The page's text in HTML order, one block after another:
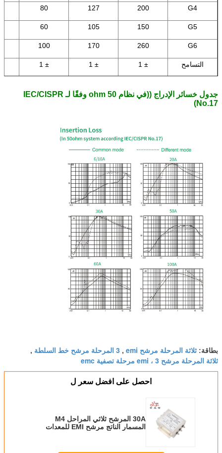
G4
200
127
80
G5
150
105
60
G6
260
170
100
التسامح ± 1
± 1
± 1
جدول خسائر الإدراج ((في نظام 50 ohm وفقًا لـ IEC/CISPR
No.17)
بطاقة: ثلاثة المرحلة مرشح emi , 3 المرحلة مرشح خط السلطة ,
ثلاثة المرحلة مرشح emi ، 3 مرحلة تصفية emc
احصل على افضل سعر ل
30A المرشح ثلاثي المراحل M4
المسمار الناتج مرشح EMI للمعدات